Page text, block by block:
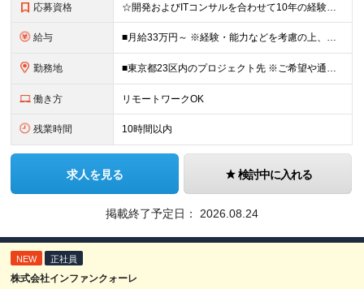
応募資格 ☆開発およびITコンサルを合わせて10年の経験者は最大限に評価します！ ■学歴不問 ■以下いずれかの経験をお持ちの方 ┗システム開発の経験（2年以上） ┗インフラ設計or構築経験（2年以上） ┗PMo
給与 ■月給33万円～ ※経験・能力などを考慮の上、当社規定により優遇します。 ※上記にはみなし残業代(25時間分3万8325円～)を含みます。25時間を超える残業には別途全額残業代を支給します。 ◎
勤務地 ■東京都23区内のプロジェクト先 ※ご希望や通勤時間を考慮して、配属先を決定します。 【本社】 東京都新宿区西新宿4-10-19 3階 ＼オフィス移転！デスクも心機一転アップデート！／ 全席に
働き方 リモートワークOK
残業時間 10時間以内
求人を見る 検討中に入れる
掲載終了予定日： 2026.08.24
NEW 正社員
株式会社インファンクォーレ